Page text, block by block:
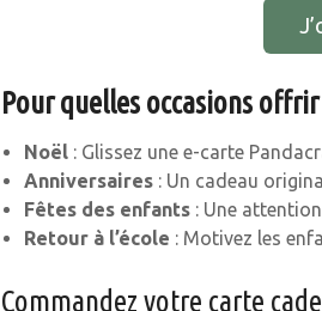
Pour quelles occasions
Noël : Glissez une e-carte
Anniversaires: Un cadeau
Fêtes des enfants: Une
Retour à l’école : Motivez les
Commandez votre carte